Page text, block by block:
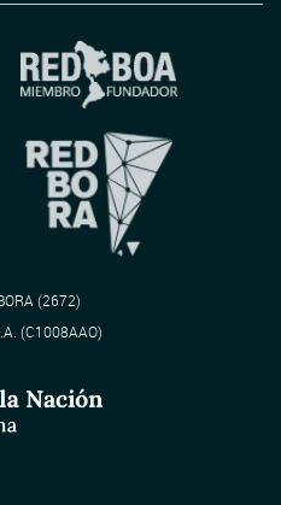
(2672)
(C1008AAO)